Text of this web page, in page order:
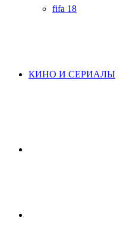
fifa 18
КИНО И СЕРИАЛЫ